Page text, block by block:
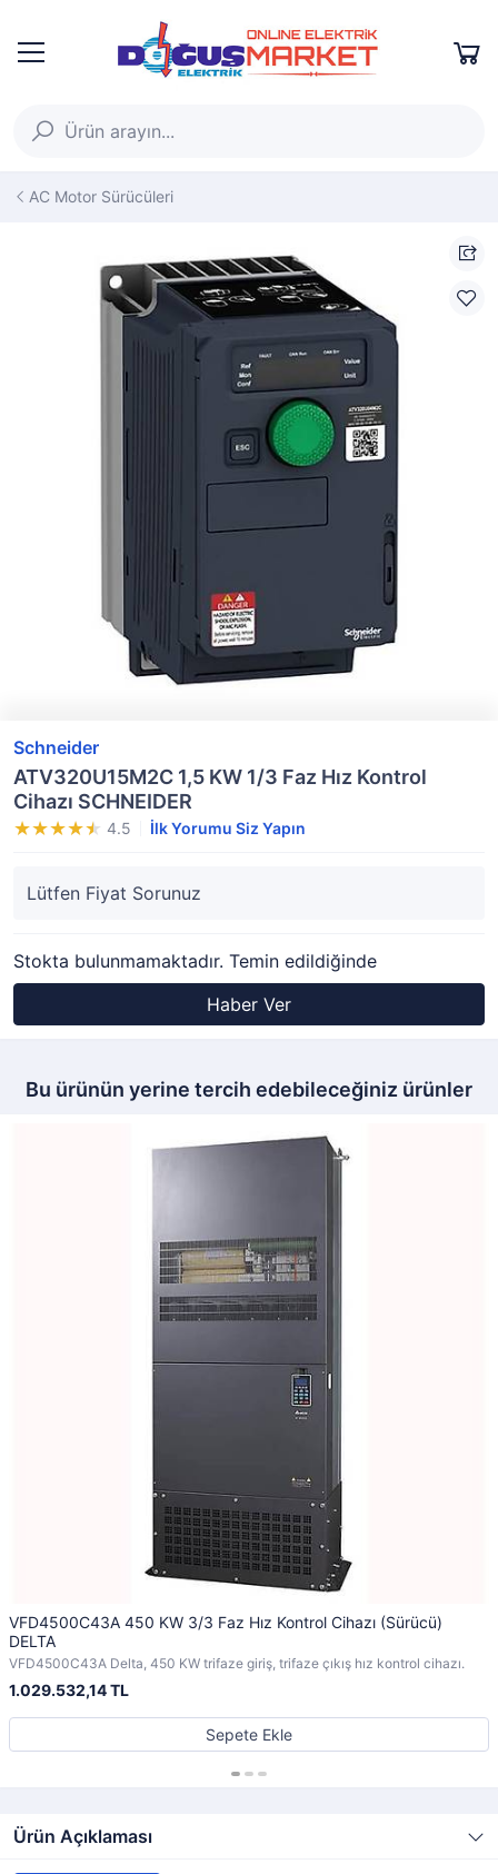
AC Motor Sürücüleri
Schneider
ATV320U15M2C 1,5 KW 1/3 Faz Hız Kontrol
Cihazı SCHNEIDER
4.5 İlk Yorumu Siz Yapın
Lütfen Fiyat Sorunuz
Stokta bulunmamaktadır. Temin edildiğinde
Haber Ver
Bu ürünün yerine tercih edebileceğiniz ürünler
VFD4500C43A 450 KW 3/3 Faz Hız Kontrol Cihazı (Sürücü)
DELTA
VFD4500C43A Delta, 450 KW trifaze giriş, trifaze çıkış hız kontrol cihazı.
1.029.532,14 TL
Sepete Ekle
Ürün Açıklaması